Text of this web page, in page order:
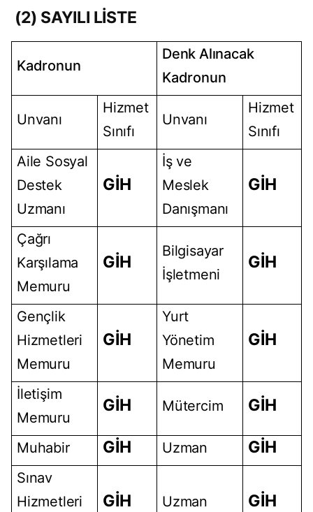
(2) SAYILI LİSTE
Kadronun
Denk Alınacak
Kadronun
Unvanı
Hizmet
Sınıfı
Unvanı
Hizmet
Sınıfı
Aile Sosyal
Destek
Uzmanı
GİH
İş ve
Meslek
Danışmanı
GİH
Çağrı
Karşılama
Memuru
GİH
Bilgisayar
İşletmeni
GİH
Gençlik
Hizmetleri
Memuru
GİH
Yurt
Yönetim
Memuru
GİH
İletişim
Memuru
GİH Mütercim GİH
Muhabir GİH Uzman GİH
Sınav
Hizmetleri
GİH Uzman GİH